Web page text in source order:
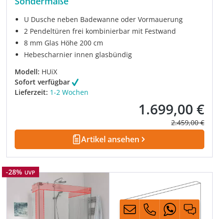
U Dusche neben Badewanne oder Vormauerung
2 Pendeltüren frei kombinierbar mit Festwand
8 mm Glas Höhe 200 cm
Hebescharnier innen glasbündig
Modell: HUiX
Sofort verfügbar
Lieferzeit: 1-2 Wochen
Verkaufspreis:
1.699,00 €
Regulärer
2.459,00 €
Artikel ansehen
Rabatt
-28% UVP